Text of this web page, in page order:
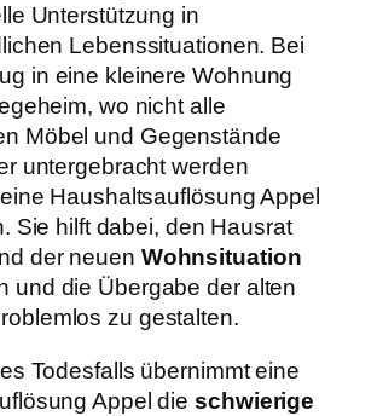
Unterstützung in
Lebenssituationen. Bei
in eine kleinere Wohnung
wo nicht alle
Möbel und Gegenstände
untergebracht werden
Haushaltsauflösung Appel
Sie hilft dabei, den Hausrat
der neuen Wohnsituation
und die Übergabe der alten
zu gestalten.
Todesfalls übernimmt eine
Appel dieschwierige